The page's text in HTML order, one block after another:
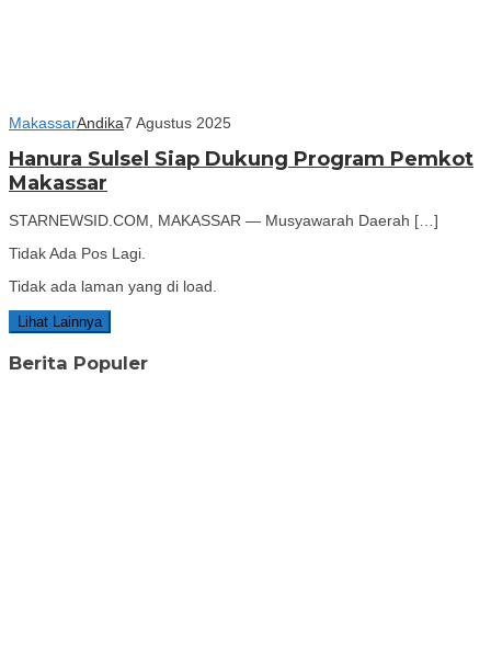
MakassarAndika7 Agustus 2025
Hanura Sulsel Siap Dukung Program Pemkot
Makassar
STARNEWSID.COM, MAKASSAR — Musyawarah Daerah […]
Tidak Ada Pos Lagi.
Tidak ada laman yang di load.
Lihat Lainnya
Berita Populer